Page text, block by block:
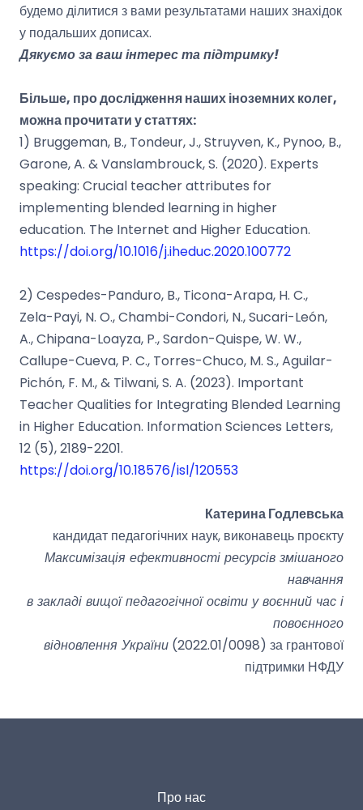
будемо ділитися з вами результатами наших знахідок
у подальших дописах.
Дякуємо за ваш інтерес та підтримку!
Більше, про дослідження наших іноземних колег,
можна прочитати у статтях:
1) Bruggeman, B., Tondeur, J., Struyven, K., Pynoo, B.,
Garone, A. & Vanslambrouck, S. (2020). Experts
speaking: Crucial teacher attributes for
implementing blended learning in higher
education. The Internet and Higher Education.
https://doi.org/10.1016/j.iheduc.2020.100772
2) Cespedes-Panduro, B., Ticona-Arapa, H. C.,
Zela-Payi, N. O., Chambi-Condori, N., Sucari-León,
A., Chipana-Loayza, P., Sardon-Quispe, W. W.,
Callupe-Cueva, P. C., Torres-Chuco, M. S., Aguilar-
Pichón, F. M., & Tilwani, S. A. (2023). Important
Teacher Qualities for Integrating Blended Learning
in Higher Education. Information Sciences Letters,
12 (5), 2189-2201.
https://doi.org/10.18576/isl/120553
Катерина Годлевська
кандидат педагогічних наук, виконавець проєкту
Максимізація ефективності ресурсів змішаного
навчання
в закладі вищої педагогічної освіти у воєнний час і
повоєнного
відновлення України (2022.01/0098) за грантової
підтримки НФДУ
Про нас